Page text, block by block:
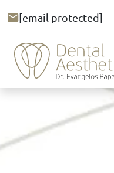
[email protected]